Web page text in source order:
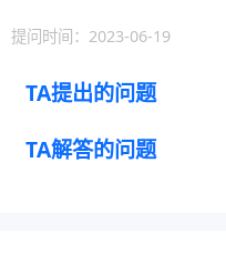
提问时间：2023-06-19
TA提出的问题
TA解答的问题